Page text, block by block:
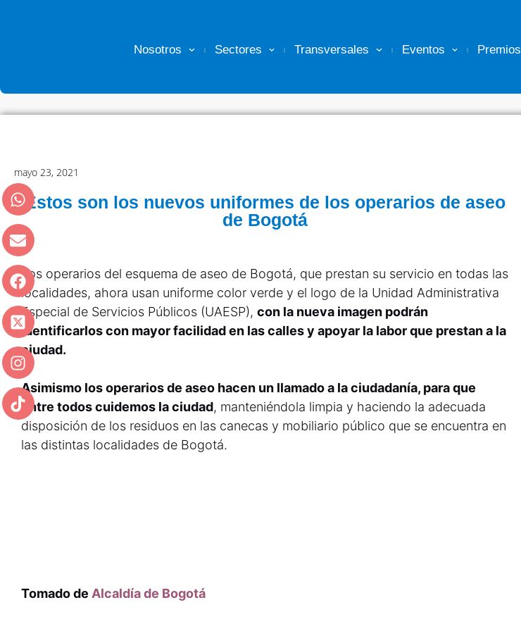
Nosotros Sectores Transversales Eventos Premios
mayo 23, 2021
Estos son los nuevos uniformes de los operarios de aseo
de Bogotá
Los operarios del esquema de aseo de Bogotá, que prestan su servicio en todas las
localidades, ahora usan uniforme color verde y el logo de la Unidad Administrativa
Especial de Servicios Públicos (UAESP), con la nueva imagen podrán
identificarlos con mayor facilidad en las calles y apoyar la labor que prestan a la
ciudad.
Asimismo los operarios de aseo hacen un llamado a la ciudadanía, para que
entre todos cuidemos la ciudad, manteniéndola limpia y haciendo la adecuada
disposición de los residuos en las canecas y mobiliario público que se encuentra en
las distintas localidades de Bogotá.
Tomado de Alcaldía de Bogotá